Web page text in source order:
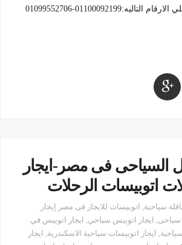
01099552706
السياحى فى مصر-ايجار
اتوبيسات الرحلات
سياحية, اتوبيسات للايجار فى مصر إيجار
سياحى, ايجار اتوبيس سياحي, ايجار اتوبيس في
, ايجار اتوبيسات سياحية الاسكندرية, ايجار